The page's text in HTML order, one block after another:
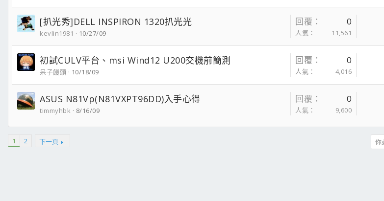
[扒光秀]DELL INSPIRON 1320扒光光
kevlin1981 10/27/09
回覆 0
人氣 11,561
初試CULV平台、msi Wind12 U200交機前簡測
呆子饅頭 10/18/09
回覆 0
人氣 4,016
ASUS N81Vp(N81VXPT96DD)入手心得
timmyhbk 8/16/09
回覆 0
人氣 9,600
1 2 下一頁 你